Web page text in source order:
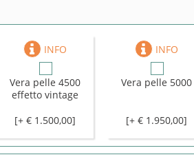
Vera pelle 4500
effetto vintage
[+ € 1.500,00]
Vera pelle 5000
[+ € 1.950,00]